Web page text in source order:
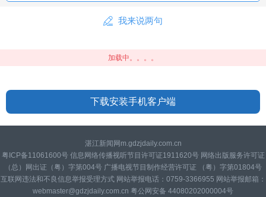
我来说两句
加载中。。。。
下载安装手机客户端
湛江新闻网m.gdzjdaily.com.cn
粤ICP备11061600号 信息网络传播视听节目许可证1911620号 网络出版服务许可证
（总）网出证（粤）字第004号 广播电视节目制作经营许可证 （粤）字第01804号
互联网违法和不良信息举报受理方式 网站举报电话：0759-3366955 网站举报邮箱：
webmaster@gdzjdaily.com.cn 粤公网安备 44080202000004号